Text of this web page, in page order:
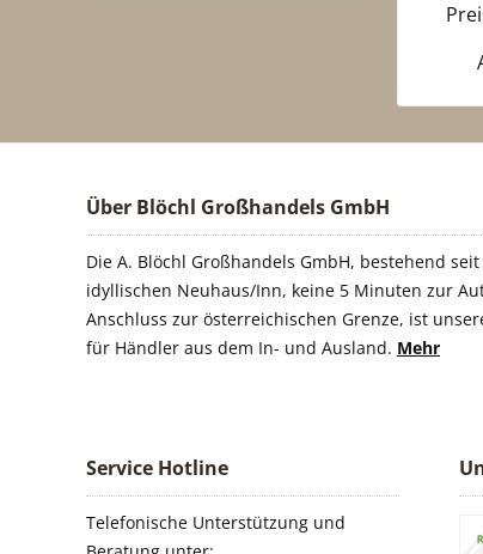
Über Blöchl Großhandels GmbH
Die A. Blöchl Großhandels GmbH, bestehend
idyllischen Neuhaus/Inn, keine 5 Minuten zur
Anschluss zur österreichischen Grenze, ist
für Händler aus dem In- und Ausland. Mehr
Service Hotline
Telefonische Unterstützung und